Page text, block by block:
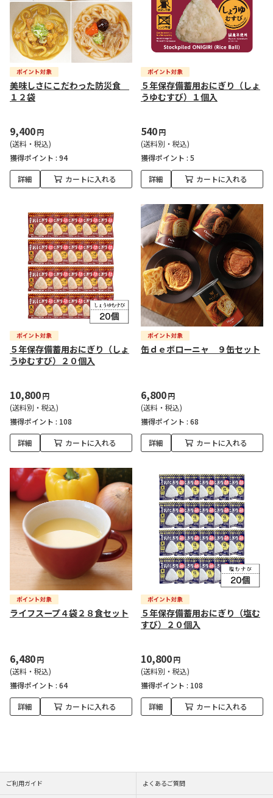
美味しさにこだわった防災食
１２袋
9,400円
(送料・税込)
獲得ポイント : 94
詳細 カートに入れる
５年保存備蓄用おにぎり（しょ
うゆむすび）１個入
540円
(送料別・税込)
獲得ポイント : 5
詳細 カートに入れる
５年保存備蓄用おにぎり（しょ
うゆむすび）２０個入
10,800円
(送料別・税込)
獲得ポイント : 108
詳細 カートに入れる
缶ｄｅボローニャ ９缶セット
6,800円
(送料・税込)
獲得ポイント : 68
詳細 カートに入れる
ライフスープ４袋２８食セット
6,480円
(送料・税込)
獲得ポイント : 64
詳細 カートに入れる
５年保存備蓄用おにぎり（塩む
すび）２０個入
10,800円
(送料別・税込)
獲得ポイント : 108
詳細 カートに入れる
ご利用ガイド よくあるご質問